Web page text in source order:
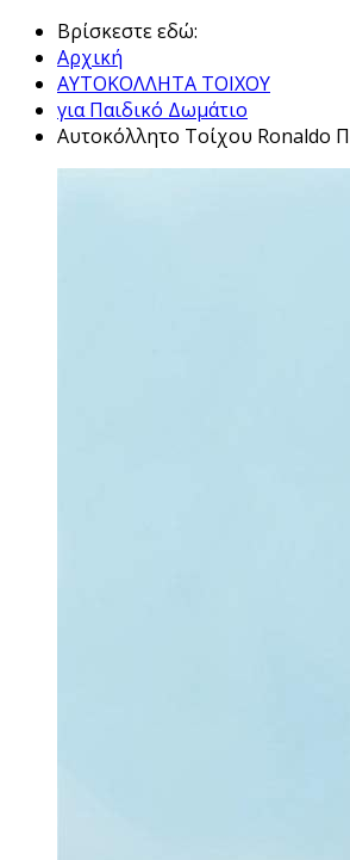
Βρίσκεστε εδώ:
Αρχική
ΑΥΤΟΚΟΛΛΗΤΑ ΤΟΙΧΟΥ
για Παιδικό Δωμάτιο
Αυτοκόλλητο Τοίχου Ronaldo